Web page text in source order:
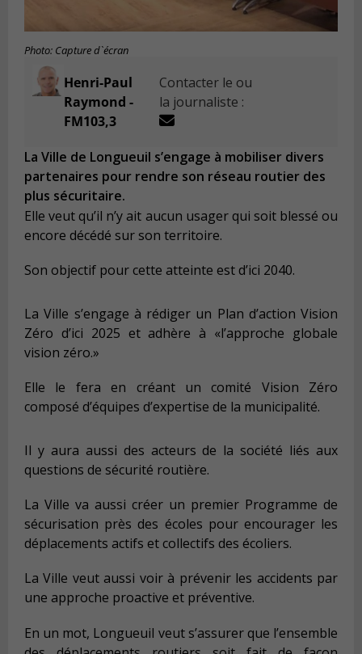
Photo: Capture d`écran
Henri-Paul
Raymond -
FM103,3
Contacter le ou
la journaliste :
La Ville de Longueuil s’engage à mobiliser divers
partenaires pour rendre son réseau routier des
plus sécuritaire.
Elle veut qu’il n’y ait aucun usager qui soit blessé ou
encore décédé sur son territoire.
Son objectif pour cette atteinte est d’ici 2040.
La Ville s’engage à rédiger un Plan d’action Vision
Zéro d’ici 2025 et adhère à «l’approche globale
vision zéro.»
Elle le fera en créant un comité Vision Zéro
composé d’équipes d’expertise de la municipalité.
Il y aura aussi des acteurs de la société liés aux
questions de sécurité routière.
La Ville va aussi créer un premier Programme de
sécurisation près des écoles pour encourager les
déplacements actifs et collectifs des écoliers.
La Ville veut aussi voir à prévenir les accidents par
une approche proactive et préventive.
En un mot, Longueuil veut s’assurer que l’ensemble